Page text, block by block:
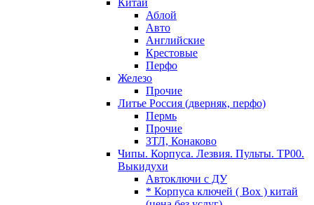
Китай
Аблой
Авто
Английские
Крестовые
Перфо
Железо
Прочие
Литье Россия (дверняк, перфо)
Пермь
Прочие
ЗТЛ, Конаково
Чипы. Корпуса. Лезвия. Пульты. TP00.
Выкидухи
Автоключи с ДУ
* Корпуса ключей ( Box ) китай